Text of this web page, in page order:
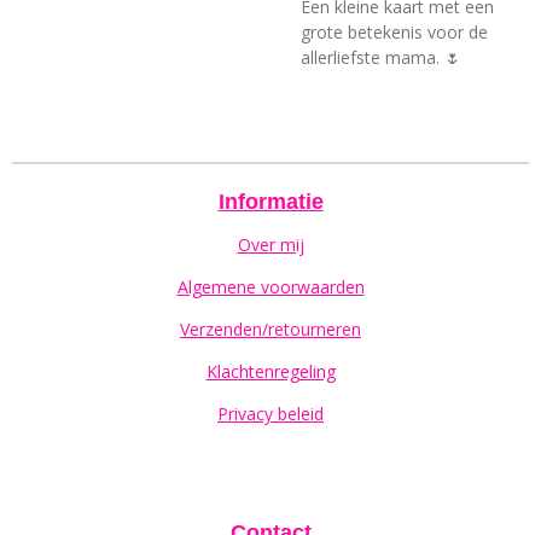
Een kleine kaart met een
grote betekenis voor de
allerliefste mama. 🌷
Informatie
Over mij
Algemene voorwaarden
Verzenden/retourneren
Klachtenregeling
Privacy beleid